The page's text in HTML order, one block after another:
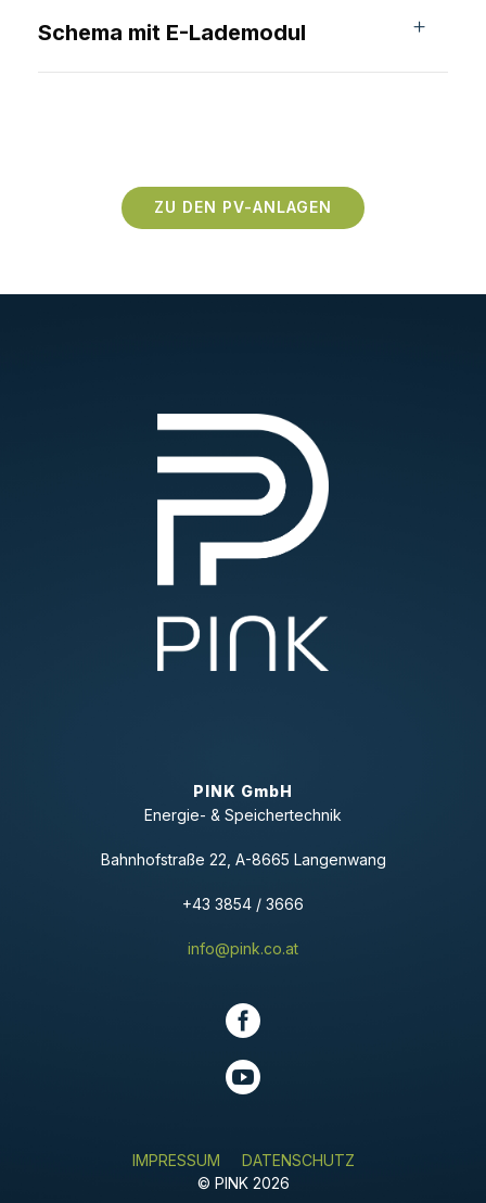
Schema mit E-Lademodul
ZU DEN PV-ANLAGEN
PINK GmbH
Energie- & Speichertechnik
Bahnhofstraße 22, A-8665 Langenwang
+43 3854 / 3666
info@pink.co.at
IMPRESSUM
DATENSCHUTZ
© PINK 2026